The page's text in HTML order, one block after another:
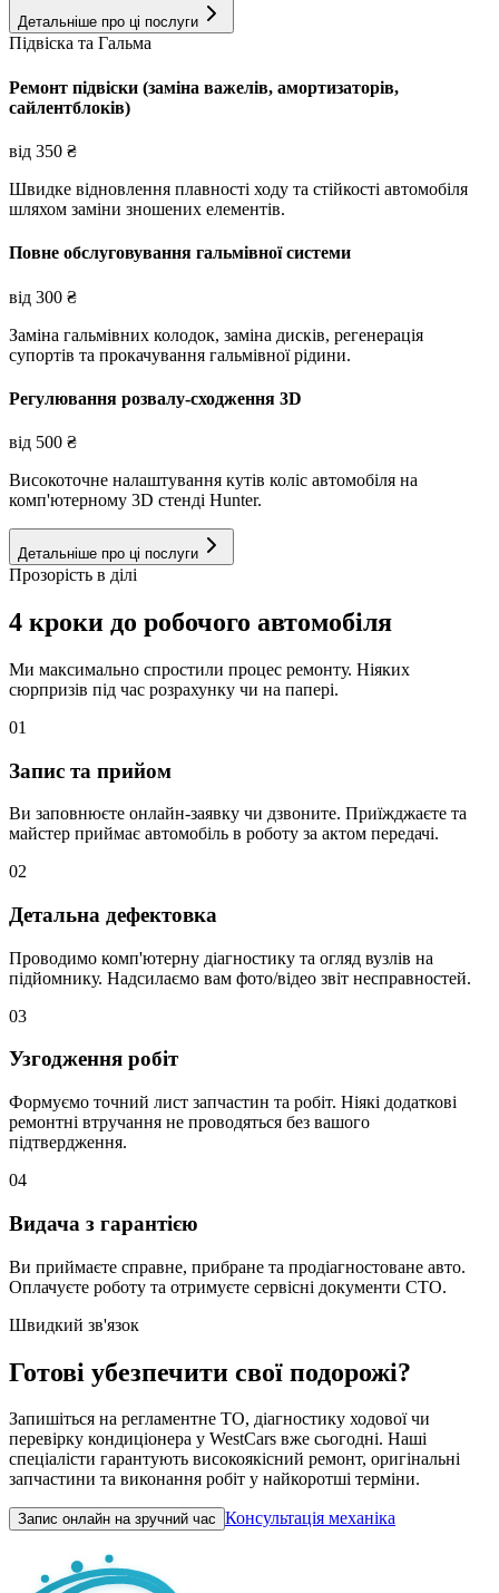
Детальніше про ці послуги
Підвіска та Гальма
Ремонт підвіски (заміна важелів, амортизаторів,
сайлентблоків)
від 350 ₴
Швидке відновлення плавності ходу та стійкості автомобіля
шляхом заміни зношених елементів.
Повне обслуговування гальмівної системи
від 300 ₴
Заміна гальмівних колодок, заміна дисків, регенерація
супортів та прокачування гальмівної рідини.
Регулювання розвалу-сходження 3D
від 500 ₴
Високоточне налаштування кутів коліс автомобіля на
комп'ютерному 3D стенді Hunter.
Детальніше про ці послуги
Прозорість в ділі
4 кроки до робочого автомобіля
Ми максимально спростили процес ремонту. Ніяких
сюрпризів під час розрахунку чи на папері.
01
Запис та прийом
Ви заповнюєте онлайн-заявку чи дзвоните. Приїжджаєте та
майстер приймає автомобіль в роботу за актом передачі.
02
Детальна дефектовка
Проводимо комп'ютерну діагностику та огляд вузлів на
підйомнику. Надсилаємо вам фото/відео звіт несправностей.
03
Узгодження робіт
Формуємо точний лист запчастин та робіт. Ніякі додаткові
ремонтні втручання не проводяться без вашого
підтвердження.
04
Видача з гарантією
Ви приймаєте справне, прибране та продіагностоване авто.
Оплачуєте роботу та отримуєте сервісні документи СТО.
Швидкий зв'язок
Готові убезпечити свої подорожі?
Запишіться на регламентне ТО, діагностику ходової чи
перевірку кондиціонера у WestCars вже сьогодні. Наші
спеціалісти гарантують високоякісний ремонт, оригінальні
запчастини та виконання робіт у найкоротші терміни.
Запис онлайн на зручний час Консультація механіка